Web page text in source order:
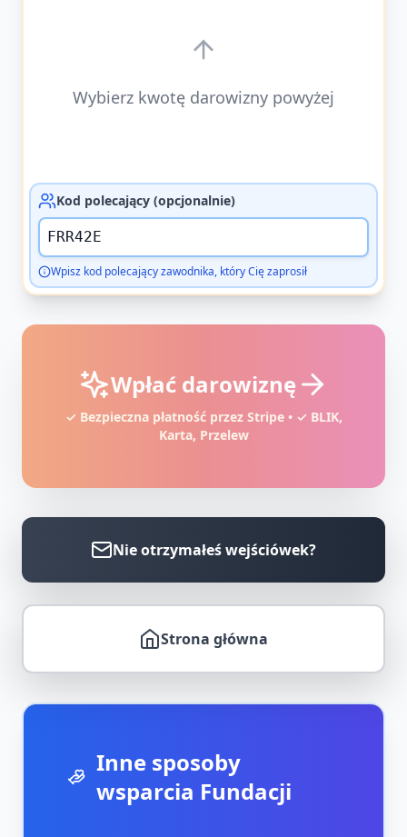
Wybierz kwotę darowizny powyżej
Kod polecający (opcjonalnie)
Wpisz kod polecający zawodnika, który Cię zaprosił
Wpłać darowiznę
✓ Bezpieczna płatność przez Stripe • ✓ BLIK,
Karta, Przelew
Nie otrzymałeś wejściówek?
Strona główna
Inne sposoby
wsparcia Fundacji